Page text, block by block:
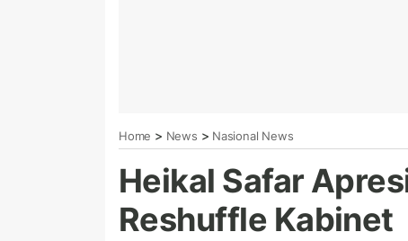
Home > News > Nasional News
Heikal Safar
Reshuffle Kabinet